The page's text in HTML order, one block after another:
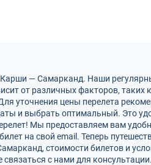
— Самарканд. Наши
от различных факторов, таких
уточнения цены перелета
и выбрать оптимальный. Это
Мы предоставляем вам
на свой email. Теперь
стоимости билетов и
с нами для консультации.